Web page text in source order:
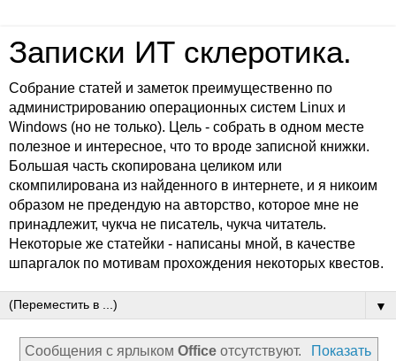
Записки ИТ склеротика.
Собрание статей и заметок преимущественно по
администрированию операционных систем Linux и
Windows (но не только). Цель - собрать в одном месте
полезное и интересное, что то вроде записной книжки.
Большая часть скопирована целиком или
скомпилирована из найденного в интернете, и я никоим
образом не предендую на авторство, которое мне не
принадлежит, чукча не писатель, чукча читатель.
Некоторые же статейки - написаны мной, в качестве
шпаргалок по мотивам прохождения некоторых квестов.
▼
Сообщения с ярлыкомOffice отсутствуют.
Показать